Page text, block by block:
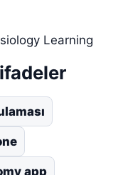
Learning
ifadeler
app